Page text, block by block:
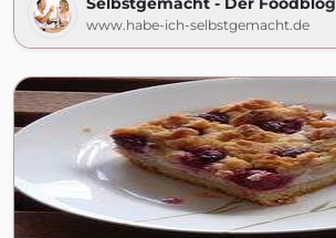
www.habe-ich-selbstgemacht.de